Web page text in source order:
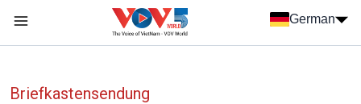
German
Briefkastensendung